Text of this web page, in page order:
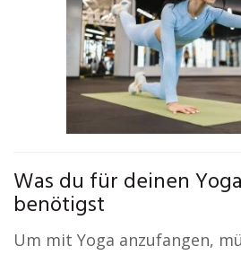
Was du für deinen
benötigst
Um mit Yoga anzufangen,